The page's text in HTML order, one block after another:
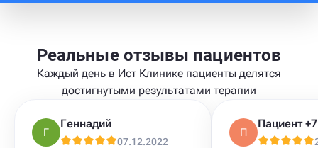
Реальные отзывы пациентов
Каждый день в Ист Клинике пациенты делятся
достигнутыми результатами терапии
Г
Геннадий
07.12.2022
П